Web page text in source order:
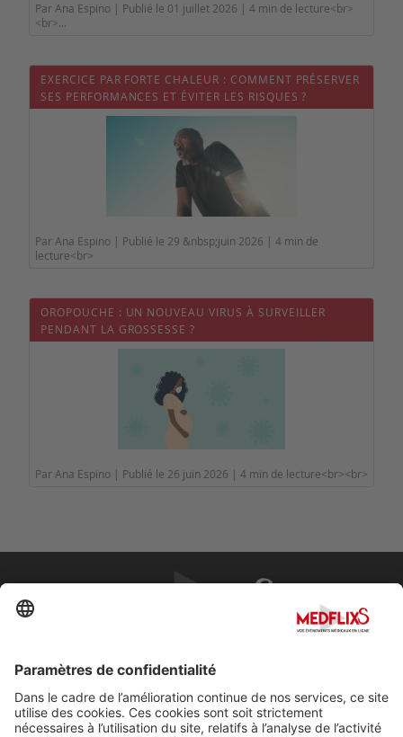
Par Ana Espino | Publié le 01 juillet 2026 | 4 min de lecture<br>
<br>...
EXERCICE PAR FORTE CHALEUR : COMMENT PRÉSERVER
SES PERFORMANCES ET ÉVITER LES RISQUES ?
Par Ana Espino | Publié le 29 &nbsp;juin 2026 | 4 min de
lecture<br>
OROPOUCHE : UN NOUVEAU VIRUS À SURVEILLER
PENDANT LA GROSSESSE ?
Par Ana Espino | Publié le 26 juin 2026 | 4 min de lecture<br><br>
À propos de MedflixS®
Aide
Contact